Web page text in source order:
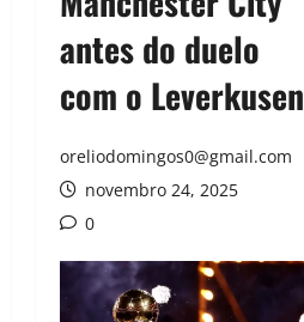
antes do duelo
com o Leverkusen
oreliodomingos0@gmail.com
novembro 24, 2025
0